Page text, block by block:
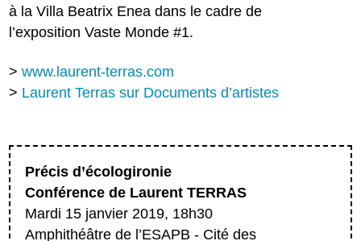
à la Villa Beatrix Enea dans le cadre de
l’exposition Vaste Monde #1.
>www.laurent-terras.com
> Laurent Terras sur Documents d’artistes
Précis d’écologironie
Conférence de Laurent TERRAS
Mardi 15 janvier 2019, 18h30
Amphithéâtre de l’ESAPB - Cité des